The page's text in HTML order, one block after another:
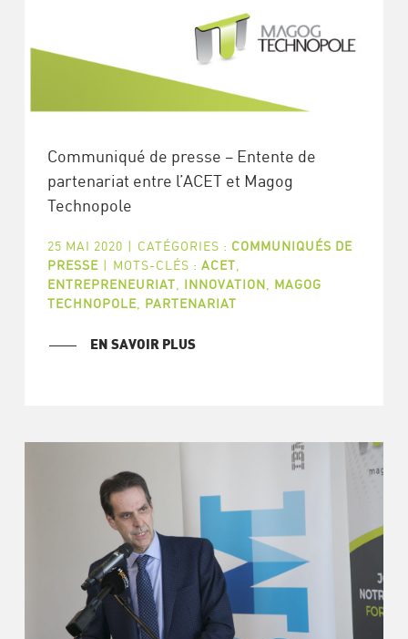
Communiqué de presse – Entente de
partenariat entre l’ACET et Magog
Technopole
25 MAI 2020 | CATÉGORIES : COMMUNIQUÉS DE
PRESSE | MOTS-CLÉS : ACET,
ENTREPRENEURIAT, INNOVATION, MAGOG
TECHNOPOLE, PARTENARIAT
EN SAVOIR PLUS